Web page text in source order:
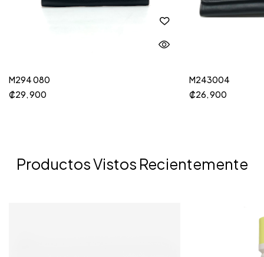
M294 080
₡29, 900
M243004
₡26, 900
Productos Vistos Recientemente